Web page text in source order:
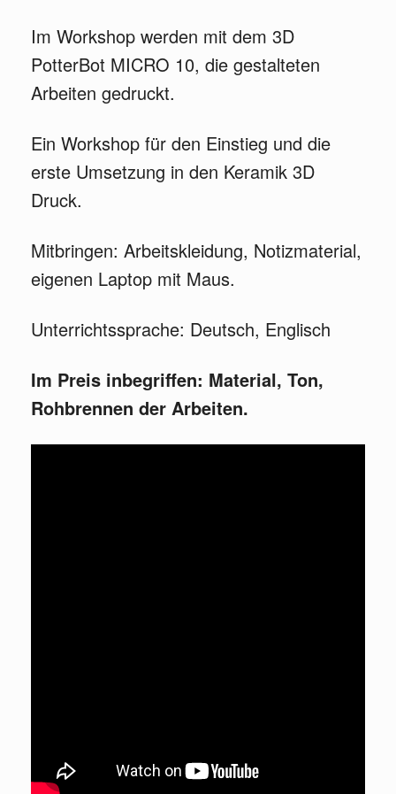
Im Workshop werden mit dem 3D
PotterBot MICRO 10, die gestalteten
Arbeiten gedruckt.
Ein Workshop für den Einstieg und die
erste Umsetzung in den Keramik 3D
Druck.
Mitbringen: Arbeitskleidung, Notizmaterial,
eigenen Laptop mit Maus.
Unterrichtssprache: Deutsch, Englisch
Im Preis inbegriffen: Material, Ton,
Rohbrennen der Arbeiten.